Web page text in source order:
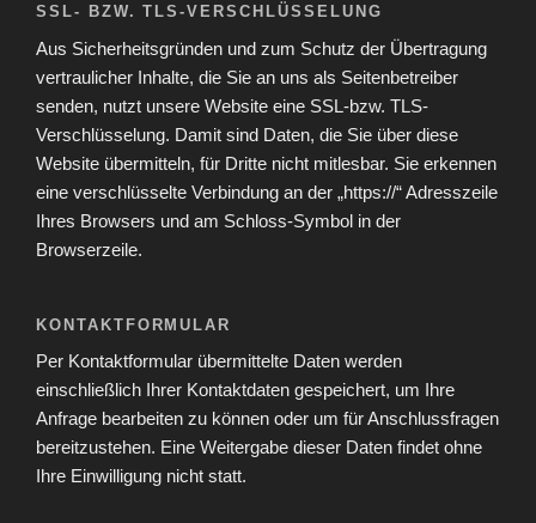
SSL- BZW. TLS-VERSCHLÜSSELUNG
Aus Sicherheitsgründen und zum Schutz der Übertragung
vertraulicher Inhalte, die Sie an uns als Seitenbetreiber
senden, nutzt unsere Website eine SSL-bzw. TLS-
Verschlüsselung. Damit sind Daten, die Sie über diese
Website übermitteln, für Dritte nicht mitlesbar. Sie erkennen
eine verschlüsselte Verbindung an der „https://“ Adresszeile
Ihres Browsers und am Schloss-Symbol in der
Browserzeile.
KONTAKTFORMULAR
Per Kontaktformular übermittelte Daten werden
einschließlich Ihrer Kontaktdaten gespeichert, um Ihre
Anfrage bearbeiten zu können oder um für Anschlussfragen
bereitzustehen. Eine Weitergabe dieser Daten findet ohne
Ihre Einwilligung nicht statt.